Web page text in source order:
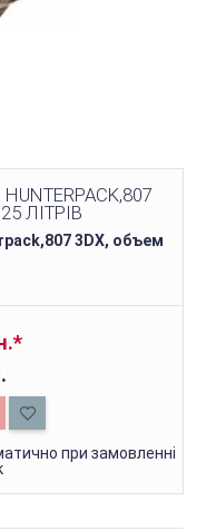
ЛІТРІВ
3DX, объем
*
при замовленні